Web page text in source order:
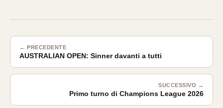
← PRECEDENTE
AUSTRALIAN OPEN: Sinner davanti a tutti
SUCCESSIVO →
Primo turno di Champions League 2026